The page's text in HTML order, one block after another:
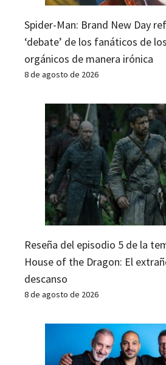
Spider-Man: Brand New Day
‘debate’ de los fanáticos de
orgánicos de manera irónica
8 de agosto de 2026
Reseña del episodio 5 de la
House of the Dragon: El
descanso
8 de agosto de 2026